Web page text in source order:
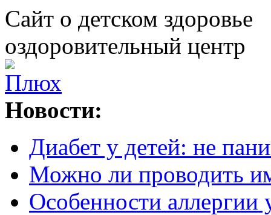
Сайт о детском здоровье
оздоровительный центр
Новости:
Диабет у детей: не
Можно ли проводить
Особенности аллергии